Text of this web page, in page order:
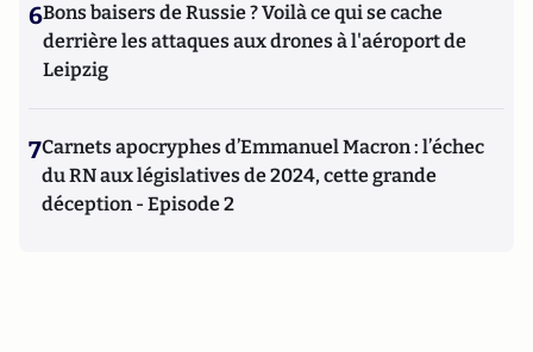
6Bons baisers de Russie ? Voilà ce qui se cache
derrière les attaques aux drones à l'aéroport de
Leipzig
7Carnets apocryphes d’Emmanuel Macron : l’échec
du RN aux législatives de 2024, cette grande
déception - Episode 2